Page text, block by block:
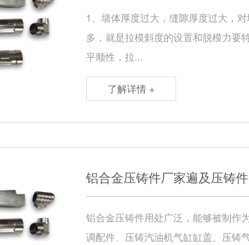
1、墙体厚度过大，缝隙厚度过大，
多，就是拉模斜度的设置和脱模力要
平顺性，拉...
了解详情 +
铝合金压铸件厂家遍及压铸
铝合金压铸件用处广泛，能够被制作
调配件、压铸汽油机气缸缸盖、压铸